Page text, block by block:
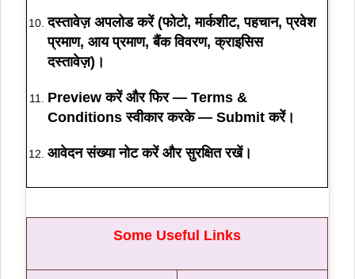
दस्तावेज़ अपलोडकरें (फोटो, मार्कशीट, पहचान, प्रवेश
प्रमाण, आय प्रमाण, बैंक विवरण, क्राइसिस
दस्तावेज़)।
Preview करें और फिर —Terms &
Conditions स्वीकार करके —Submit करें।
आवेदन संख्या नोट करें और सुरक्षित रखें।
Some Useful Links